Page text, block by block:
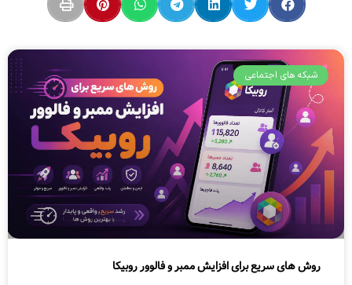
شبکه های اجتماعی
روش های سریع برای افزایش ممبر و فالوور روبیکا